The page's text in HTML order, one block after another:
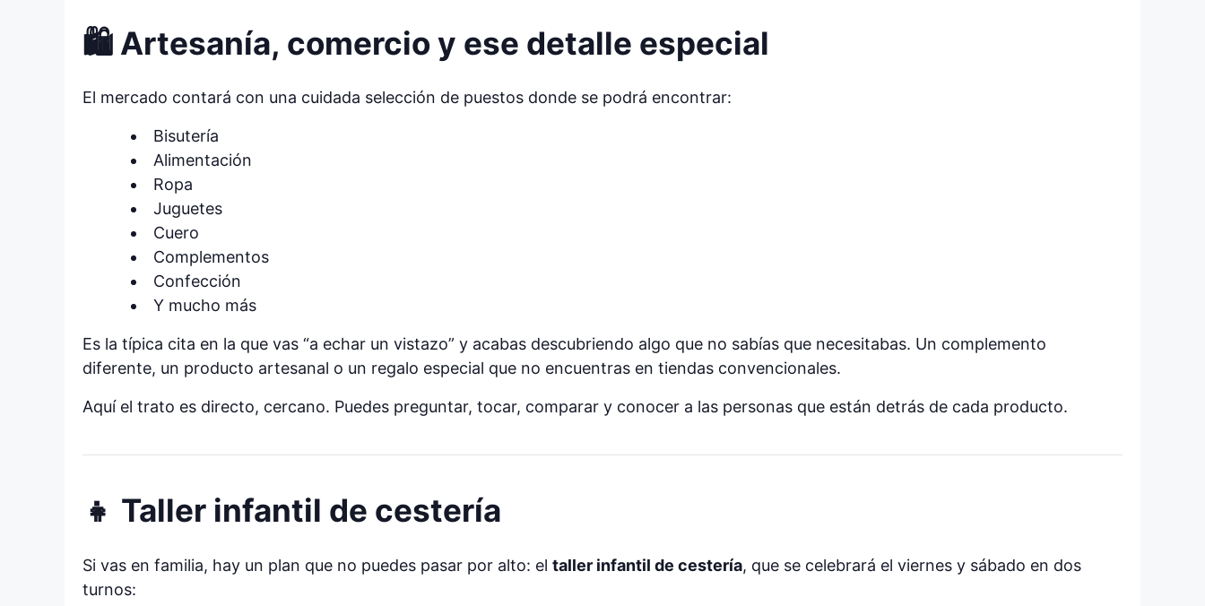
🛍 Artesanía, comercio y ese detalle especial
El mercado contará con una cuidada selección de puestos donde se podrá encontrar:
Bisutería
Alimentación
Ropa
Juguetes
Cuero
Complementos
Confección
Y mucho más
Es la típica cita en la que vas “a echar un vistazo” y acabas descubriendo algo que no sabías que necesitabas. Un complemento
diferente, un producto artesanal o un regalo especial que no encuentras en tiendas convencionales.
Aquí el trato es directo, cercano. Puedes preguntar, tocar, comparar y conocer a las personas que están detrás de cada producto.
👧 Taller infantil de cestería
Si vas en familia, hay un plan que no puedes pasar por alto: el taller infantil de cestería, que se celebrará el viernes y sábado en dos
turnos: